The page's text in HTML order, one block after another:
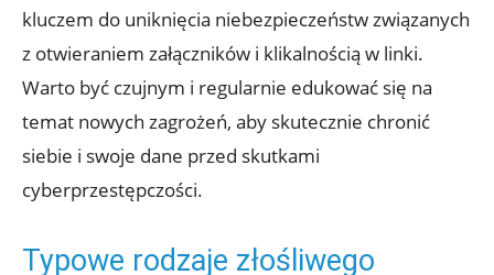
kluczem do uniknięcia niebezpieczeństw związanych
z otwieraniem załączników i klikalnością w linki.
Warto być czujnym i regularnie edukować się na
temat nowych zagrożeń, aby skutecznie chronić
siebie i swoje dane przed skutkami
cyberprzestępczości.
Typowe rodzaje złośliwego